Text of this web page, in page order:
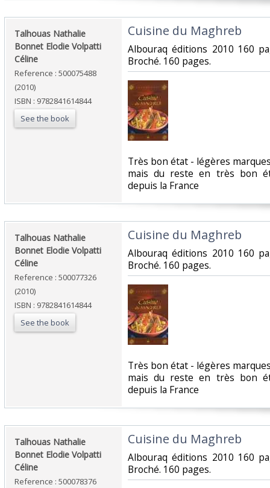
‎Talhouas Nathalie
Bonnet Elodie Volpatti
Céline‎
Reference : 500075488
(2010)
ISBN : 9782841614844
See the book
‎Cuisine du Maghreb‎
‎Albouraq éditions 2010 160
Broché. 160 pages.‎
‎Très bon état - légères
mais du reste en très bon
depuis la France‎
‎Talhouas Nathalie
Bonnet Elodie Volpatti
Céline‎
Reference : 500077326
(2010)
ISBN : 9782841614844
See the book
‎Cuisine du Maghreb‎
‎Albouraq éditions 2010 160
Broché. 160 pages.‎
‎Très bon état - légères
mais du reste en très bon
depuis la France‎
‎Talhouas Nathalie
Bonnet Elodie Volpatti
Céline‎
Reference : 500078376
‎Cuisine du Maghreb‎
‎Albouraq éditions 2010 160
Broché. 160 pages.‎